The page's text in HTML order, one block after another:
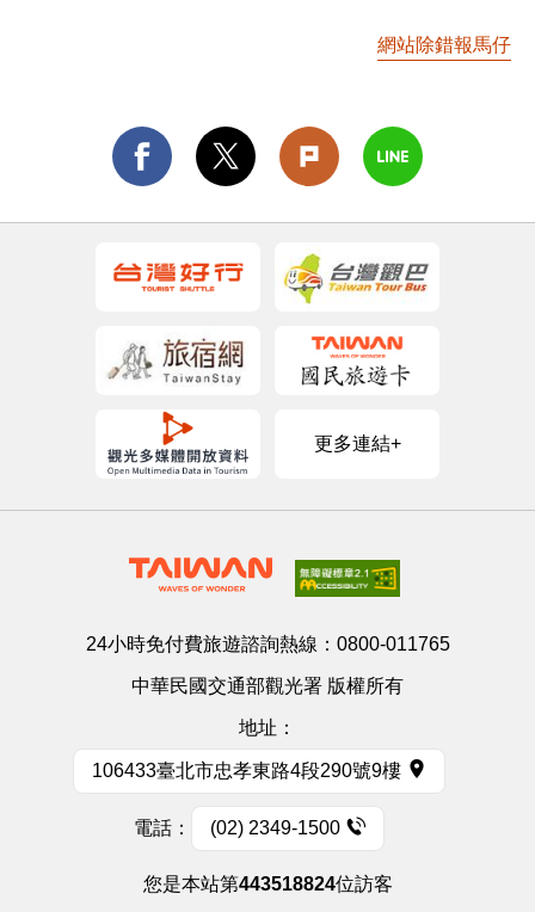
網站除錯報馬仔
更多連結+
24小時免付費旅遊諮詢熱線： 0800-011765
中華民國交通部觀光署 版權所有
地址：
106433臺北市忠孝東路4段290號9樓
電話： (02) 2349-1500
您是本站第443518824位訪客